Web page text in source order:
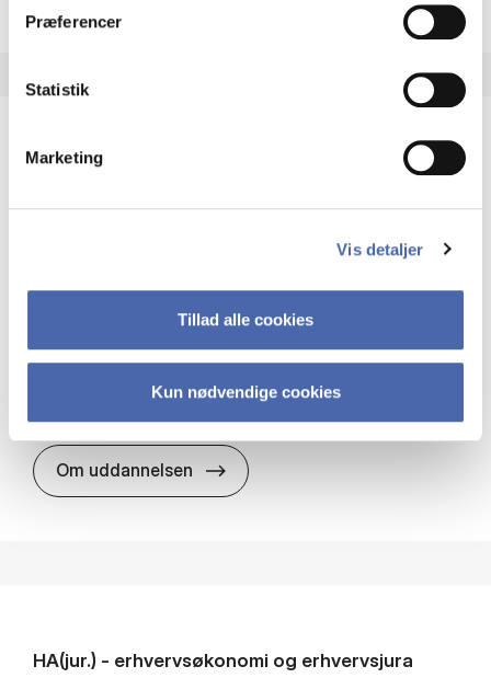
Præferencer
Statistik
Marketing
Vis detaljer
Tillad alle cookies
Kun nødvendige cookies
HA(it.) - erhvervs­økonomi og informations­
virksomheders muligheder og udfordringer inden
Organisation og ledelse
Om uddannelsen HA(it.) - erhvervs­økonomi og
HA(jur.) - erhvervs­økonomi og erhvervs­jura